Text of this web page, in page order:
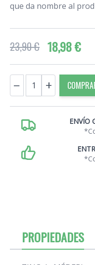
que da nombre al
23,90 € 18,98 €
Cantidad
− +
ENVÍO
PROPIEDADES